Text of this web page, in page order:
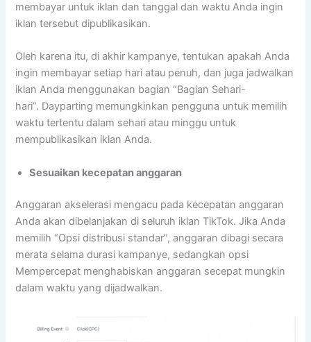
membayar untuk iklan dan tanggal dan waktu Anda ingin
iklan tersebut dipublikasikan.
Oleh karena itu, di akhir kampanye, tentukan apakah Anda
ingin membayar setiap hari atau penuh, dan juga jadwalkan
iklan Anda menggunakan bagian “Bagian Sehari-
hari”. Dayparting memungkinkan pengguna untuk memilih
waktu tertentu dalam sehari atau minggu untuk
mempublikasikan iklan Anda.
Sesuaikan kecepatan anggaran
Anggaran akselerasi mengacu pada kecepatan anggaran
Anda akan dibelanjakan di seluruh iklan TikTok. Jika Anda
memilih “Opsi distribusi standar”, anggaran dibagi secara
merata selama durasi kampanye, sedangkan opsi
Mempercepat menghabiskan anggaran secepat mungkin
dalam waktu yang dijadwalkan.